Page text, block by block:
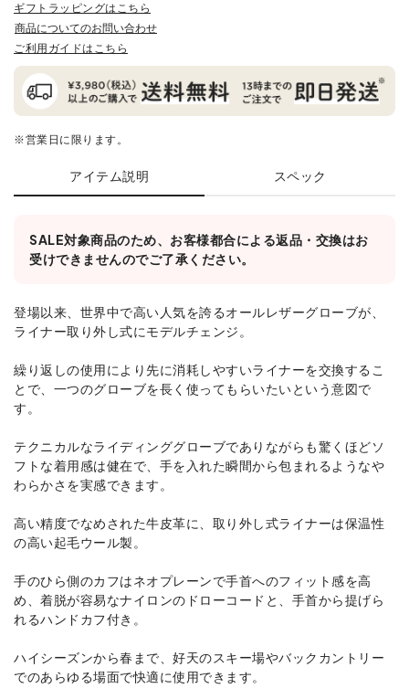
ギフトラッピングはこちら
商品についてのお問い合わせ
ご利用ガイドはこちら
※営業日に限ります。
アイテム説明 スペック
SALE対象商品のため、お客様都合による返品・交換はお
受けできませんのでご了承ください。
登場以来、世界中で高い人気を誇るオールレザーグローブが、
ライナー取り外し式にモデルチェンジ。
繰り返しの使用により先に消耗しやすいライナーを交換するこ
とで、一つのグローブを長く使ってもらいたいという意図で
す。
テクニカルなライディンググローブでありながらも驚くほどソ
フトな着用感は健在で、手を入れた瞬間から包まれるようなや
わらかさを実感できます。
高い精度でなめされた牛皮革に、取り外し式ライナーは保温性
の高い起毛ウール製。
手のひら側のカフはネオプレーンで手首へのフィット感を高
め、着脱が容易なナイロンのドローコードと、手首から提げら
れるハンドカフ付き。
ハイシーズンから春まで、好天のスキー場やバックカントリー
でのあらゆる場面で快適に使用できます。